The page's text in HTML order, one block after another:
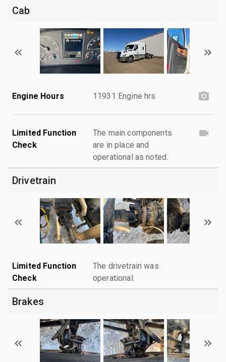
Cab
Engine Hours 11931 Engine hrs
Limited Function
Check
The main components
are in place and
operational as noted.
Drivetrain
Limited Function
Check
The drivetrain was
operational.
Brakes